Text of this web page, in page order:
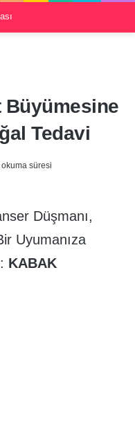
Büyümesine
Tedavi
süresi
Düşmanı,
Uyumanıza
KABAK